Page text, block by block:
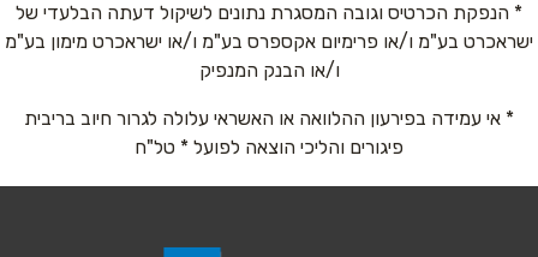
טלפון*
אימייל*
* הנפקת הכרטיס וגובה המסגרת נתונים לשיקול דעתה הבלעדי של
ישראכרט בע"מ ו/או פרימיום אקספרס בע"מ ו/או ישראכרט מימון בע"מ
ו/או הבנק המנפיק
* אי עמידה בפירעון ההלוואה או האשראי עלולה לגרור חיוב בריבית
פיגורים והליכי הוצאה לפועל * טל"ח